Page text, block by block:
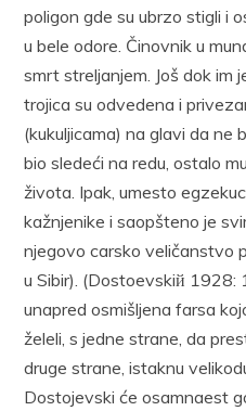
poligon gde su ubrzo stigli i
u bele odore. Činovnik u
smrt streljanjem. Još dok im
trojica su odvedena i
(kukuljicama) na glavi da ne
bio sledeći na redu, ostalo
života. Ipak, umesto
kažnjenike i saopšteno je
njegovo carsko veličanstvo
u Sibir). (Dostoevskiй 1928:
unapred osmišljena farsa
želeli, s jedne strane, da
druge strane, istaknu
Dostojevski će osamnaest